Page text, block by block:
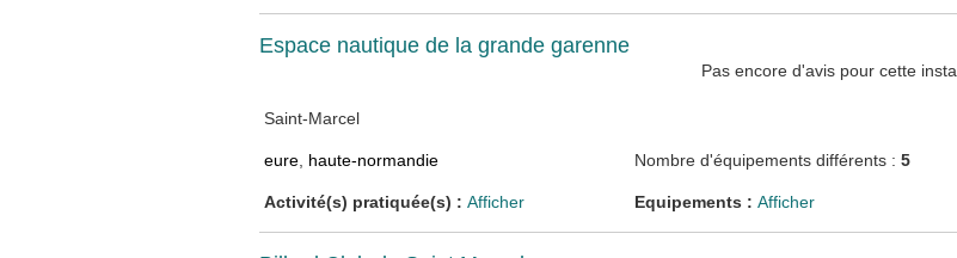
Espace nautique de la grande garenne
Pas encore d'avis pour cette
Saint-Marcel
eure, haute-normandie Nombre d'équipements différents : 5
Activité(s) pratiquée(s) : Afficher Equipements : Afficher